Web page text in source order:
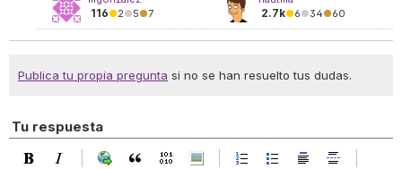
2.7k●6●34●60
116●2●5●7
Publica tu propia pregunta si no se han resuelto tus dudas.
Tu respuesta